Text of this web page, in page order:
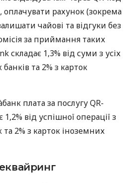
рахунок (зокрема
чайові та відгуки без
за приймання таких
складає 1,3% від суми з усіх
та 2% з карток
плата за послугу QR-
від успішної операції з
та 2% з карток іноземних